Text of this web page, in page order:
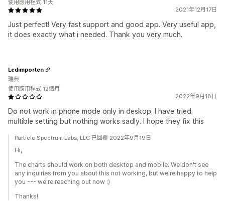
2021年12月17日
Just perfect! Very fast support and good app. Very useful app,
it does exactly what i needed. Thank you very much.
使用應用程式 11天
2022年9月18日
Do not work in phone mode only in deskop. I have tried
multible setting but nothing works sadly. I hope they fix this
Ledimporten
瑞典
使用應用程式 12個月
Particle Spectrum Labs, LLC 已回覆 2022年9月19日
Hi,
The charts should work on both desktop and mobile. We don't see
any inquiries from you about this not working, but we're happy to help
you --- we're reaching out now :)
Thanks!